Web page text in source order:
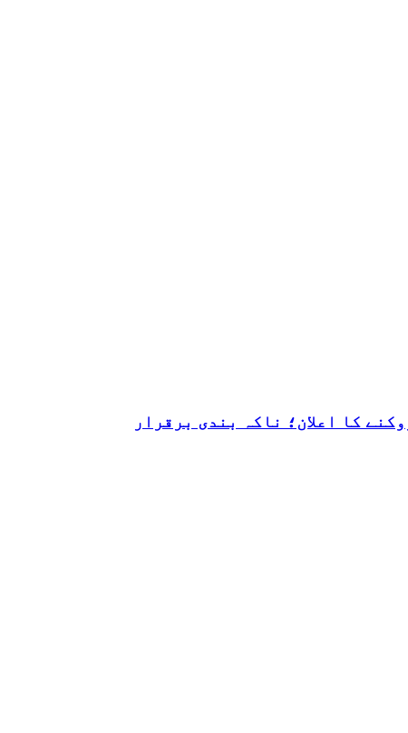
کا اعلان؛ ناکہ بندی برقرار